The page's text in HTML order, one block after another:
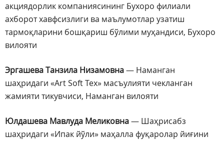
акциядорлик компаниясининг Бухоро филиали
ахборот хавфсизлиги ва маълумотлар узатиш
тармоқларини бошқариш бўлими муҳандиси, Бухоро
вилояти
Эргашева Танзила Низамовна— Наманган
шаҳридаги «Art Soft Tex» масъулияти чекланган
жамияти тикувчиси, Наманган вилояти
Юлдашева Мавлуда Меликовна— Шаҳрисабз
шаҳридаги «Ипак йўли» маҳалла фуқаролар йиғини